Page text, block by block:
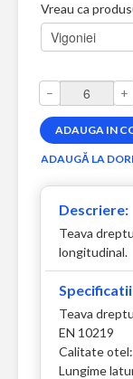
Vreau ca
– +
Descriere:
Teava
longitudinal.
Teava
EN 10219
Calitate otel:
Lungime